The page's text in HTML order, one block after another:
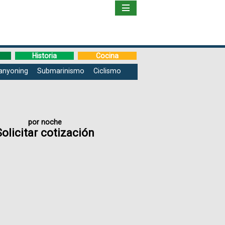
Libro
Historia
Cocina
Submarinismo Ciclismo
por noche
cotización